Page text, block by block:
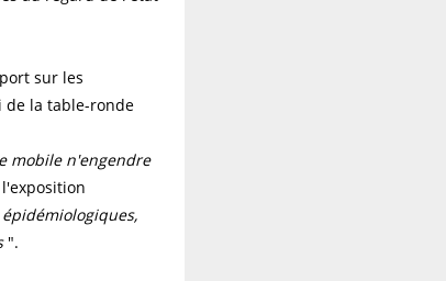
sur les
de la table-ronde
mobile n'engendre
".